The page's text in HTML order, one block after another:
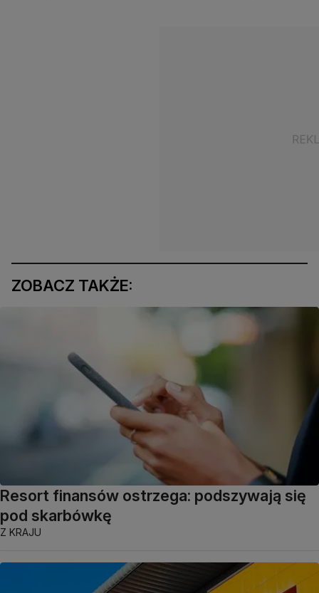
ZOBACZ TAKŻE:
Resort finansów ostrzega: podszywają się
pod skarbówkę
Z KRAJU